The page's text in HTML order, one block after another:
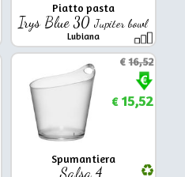
Piatto pasta
Irys Blue 30Jupiter bowl
Lubiana
Spumantiera
Salsa 4
€16,52
€15,52